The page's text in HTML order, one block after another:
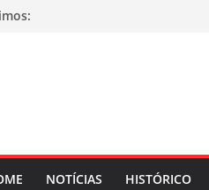
NOTÍCIAS HISTÓRICO